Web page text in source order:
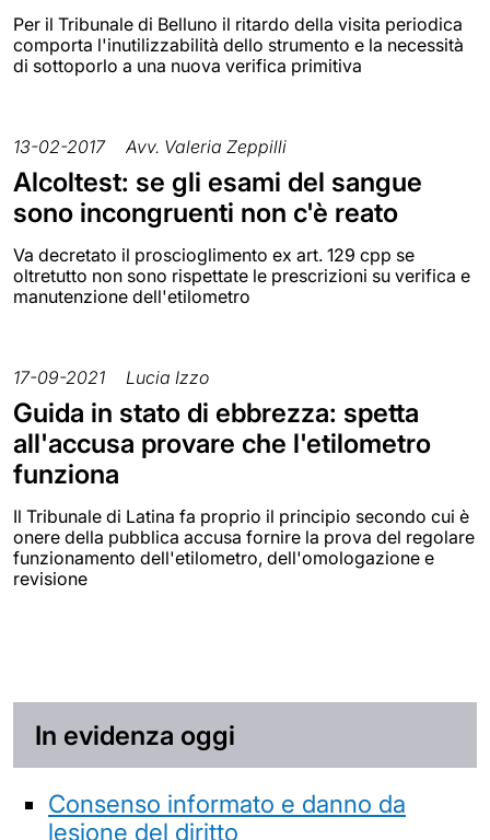
Per il Tribunale di Belluno il ritardo della visita periodica
comporta l'inutilizzabilità dello strumento e la necessità
di sottoporlo a una nuova verifica primitiva
13-02-2017 Avv. Valeria Zeppilli
Alcoltest: se gli esami del sangue
sono incongruenti non c'è reato
Va decretato il proscioglimento ex art. 129 cpp se
oltretutto non sono rispettate le prescrizioni su verifica e
manutenzione dell'etilometro
17-09-2021 Lucia Izzo
Guida in stato di ebbrezza: spetta
all'accusa provare che l'etilometro
funziona
Il Tribunale di Latina fa proprio il principio secondo cui è
onere della pubblica accusa fornire la prova del regolare
funzionamento dell'etilometro, dell'omologazione e
revisione
In evidenza oggi
Consenso informato e danno da
lesione del diritto